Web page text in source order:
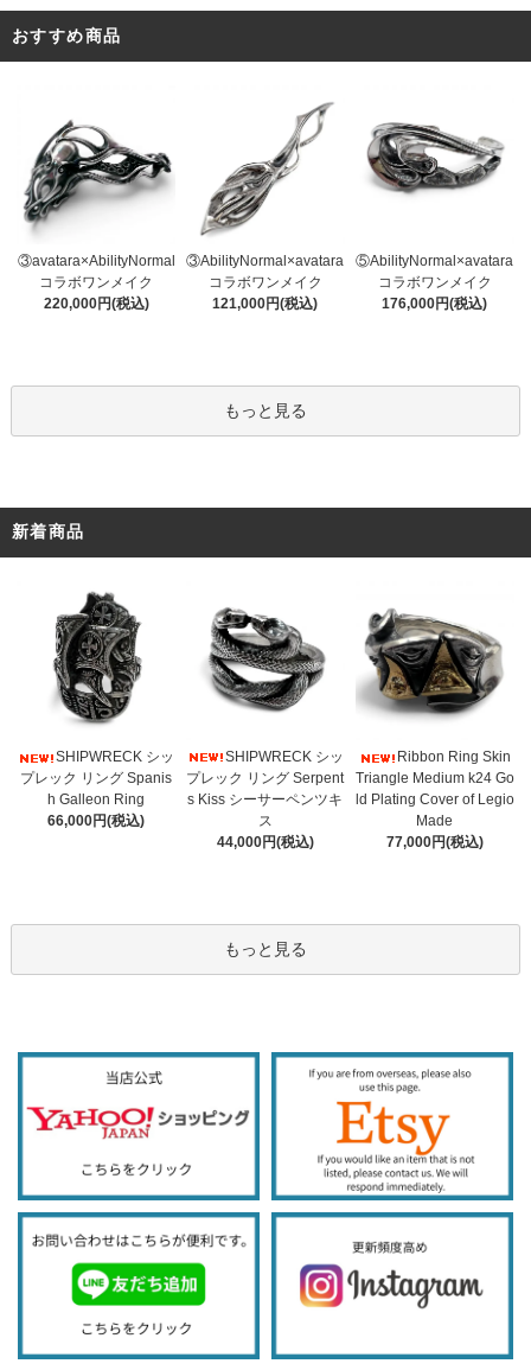
おすすめ商品
③avatara×AbilityNormal
コラボワンメイク
220,000円(税込)
③AbilityNormal×avatara
コラボワンメイク
121,000円(税込)
⑤AbilityNormal×avatara
コラボワンメイク
176,000円(税込)
もっと見る
新着商品
SHIPWRECK シッ
プレック リング Spanis
h Galleon Ring
66,000円(税込)
SHIPWRECK シッ
プレック リング Serpent
s Kiss シーサーペンツキ
ス
44,000円(税込)
Ribbon Ring Skin
Triangle Medium k24 Go
ld Plating Cover of Legio
Made
77,000円(税込)
もっと見る